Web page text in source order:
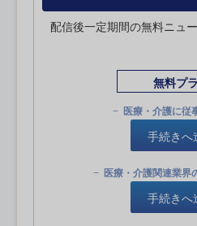
配信後一定期間の無料ニュ
無料プ
医療・介護に従
手続きへ
医療・介護関連業界
手続きへ